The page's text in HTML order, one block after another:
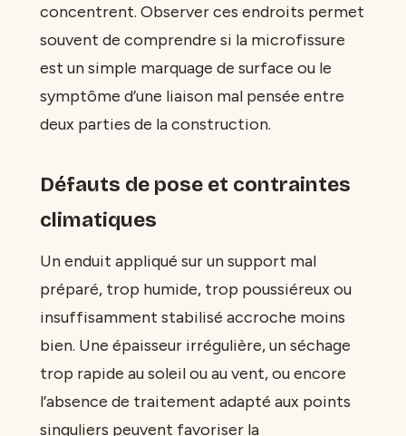
concentrent. Observer ces endroits permet
souvent de comprendre si la microfissure
est un simple marquage de surface ou le
symptôme d’une liaison mal pensée entre
deux parties de la construction.
Défauts de pose et contraintes
climatiques
Un enduit appliqué sur un support mal
préparé, trop humide, trop poussiéreux ou
insuffisamment stabilisé accroche moins
bien. Une épaisseur irrégulière, un séchage
trop rapide au soleil ou au vent, ou encore
l’absence de traitement adapté aux points
singuliers peuvent favoriser la